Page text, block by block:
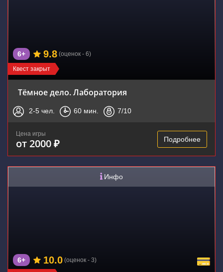
Квест закрыт
6+ 9.8 (оценок - 6)
Тёмное дело. Лаборатория
2-5 чел. 60 мин. 7/10
Цена игры
от 2000 ₽ Подробнее
Инфо
6+ 10.0 (оценок - 3)